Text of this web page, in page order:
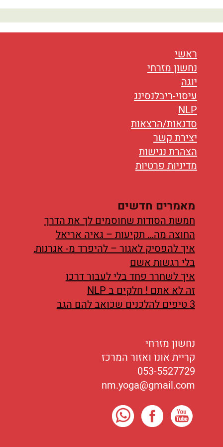
אורח חיים
בריאות
תזונה
טיפולים
עיסוי
ראשי
נחשון מזרחי
יוגה
עיסוי-ריבלנסינג
NLP
סדנאות/הרצאות
יצירת קשר
הצהרת נגישות
מדיניות פרטיות
מאמרים חדשים
חמשת הסודות שחוסמים לך את הדרך
החוצה מה… תקיעות – גאיה אריאל
איך להפסיק לאגור – להיפרד מ- אגרנות,
בלי רגשות אשם
איך לשחרר פחד בלי לעבור דרכו
זה לא אתם ! חלקים ב NLP
3 טיפים להלכנים שכואב להם הגב
נחשון מזרחי
קריית אונו ואזור המרכז
053-5527729
nm.yoga@gmail.com